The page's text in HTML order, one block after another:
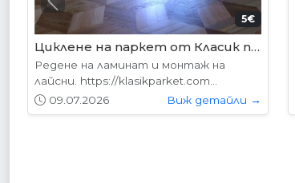
178.95€ (350лв.)
VP-01 Алабама
Вратите се предлагат в следните
размери: 87х204см. 77х204см...
01.05.2026
Виж детайли →
Previous